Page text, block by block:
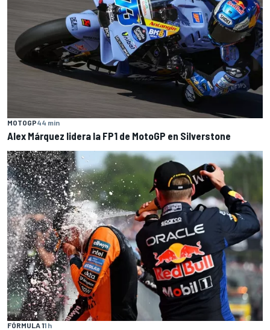
MOTOGP44 min
Alex Márquez lidera la FP1 de MotoGP en Silverstone
FÓRMULA 11 h